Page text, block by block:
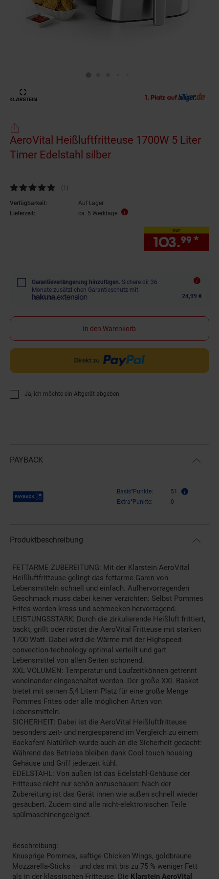
AeroVital Heißluftfritteuse 1700W 5 Liter
Timer Edelstahl silber
Kundenbewertung: 5 von 5 Sternen
(1 Kundenbewertungen
)
Verfügbarkeit:
Auf Lager
Lieferzeit:
ca. 5 Werktage
nur
103.99 *
Garantieverlängerung hinzufügen. Sichere dir 36
Monate zusätzlichen Garantieschutz mit
24,99 €
In den Warenkorb
Ja, ich möchte ein Altgerät abgeben.
PAYBACK
Payback Punkte Basis°Punkte:
51
Extra°Punkte:
0
Produktbeschreibung
FETTARME ZUBEREITUNG: Mit der Klarstein AeroVital
Heißluftfritteuse gelingt das fettarme Garen von
Lebensmitteln schnell und einfach. Aufhervorragenden
Geschmack muss dabei keiner verzichten: Selbst Pommes
Frites werden kross und schmecken hervorragend.
LEISTUNGSSTARK: Durch die zirkulierende Heißluft frittiert,
backt, grillt oder röstet die AeroVital Fritteuse mit starken
1700 Watt. Dabei wird die Wärme mit der Highspeed-
convection-technology optimal verteilt und gart
Lebensmittel von allen Seiten schonend.
XXL VOLUMEN: Temperatur und Laufzeitkönnen getrennt
voneinander eingeschaltet werden. Der große XXL Basket
bietet mit seinen 5,4 Litern Platz für eine große Menge
Pommes Frites oder alle möglichen Arten von
Lebensmitteln.
SICHERHEIT: Dabei ist die AeroVital Heißluftfritteuse
besonders zeit- und nergiesparend im Vergleich zu einem
Backofen! Natürlich wurde auch an die Sicherheit gedacht:
Während des Betriebs bleiben dank Cool touch housing
Gehäuse und Griff jederzeit kühl.
EDELSTAHL: Von außen ist das Edelstahl-Gehäuse der
Fritteuse nicht nur schön anzuschauen: Nach der
Zubereitung ist das Gerät innen wie außen schnell wieder
gesäubert. Zudem sind alle nicht-elektronischen Teile
spülmaschinengeeignet.
Beschreibung:
Knusprige Pommes, saftige Chicken Wings, goldbraune
Mozzarella-Sticks – und das mit bis zu 75 % weniger Fett
als in der klassischen Fritteuse. Die Klarstein AeroVital